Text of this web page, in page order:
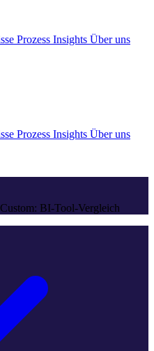
Prozess Insights Über uns
Prozess Insights Über uns
BI-Tool-Vergleich